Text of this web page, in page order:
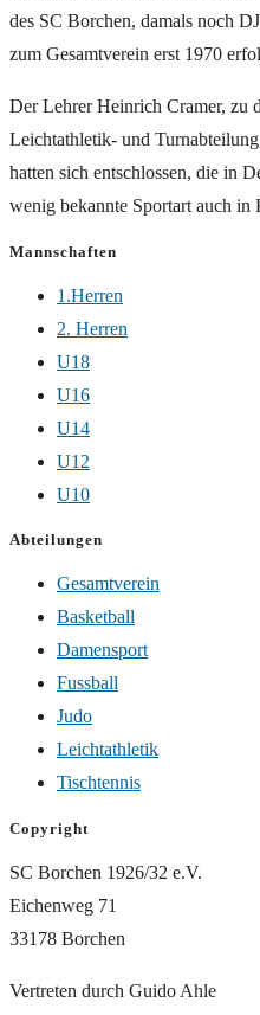
des SC Borchen, damals noch
zum Gesamtverein erst 1970
Der Lehrer Heinrich Cramer, zu
Leichtathletik- und
hatten sich entschlossen, die in
wenig bekannte Sportart auch in
Mannschaften
1.Herren
2. Herren
U18
U16
U14
U12
U10
Abteilungen
Gesamtverein
Basketball
Damensport
Fussball
Judo
Leichtathletik
Tischtennis
Copyright
SC Borchen 1926/32 e.V.
Eichenweg 71
33178 Borchen
Vertreten durch Guido Ahle